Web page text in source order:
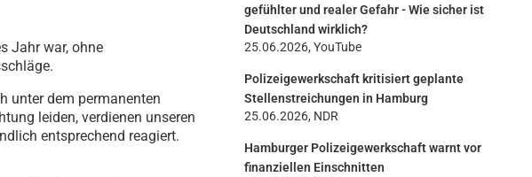
Jahr war, ohne
unter dem permanenten
leiden, verdienen unseren
entsprechend reagiert.
gefühlter und realer Gefahr - Wie sicher ist
Deutschland wirklich?
25.06.2026, YouTube
Polizeigewerkschaft kritisiert geplante
Stellenstreichungen in Hamburg
25.06.2026, NDR
Hamburger Polizeigewerkschaft warnt vor
finanziellen Einschnitten